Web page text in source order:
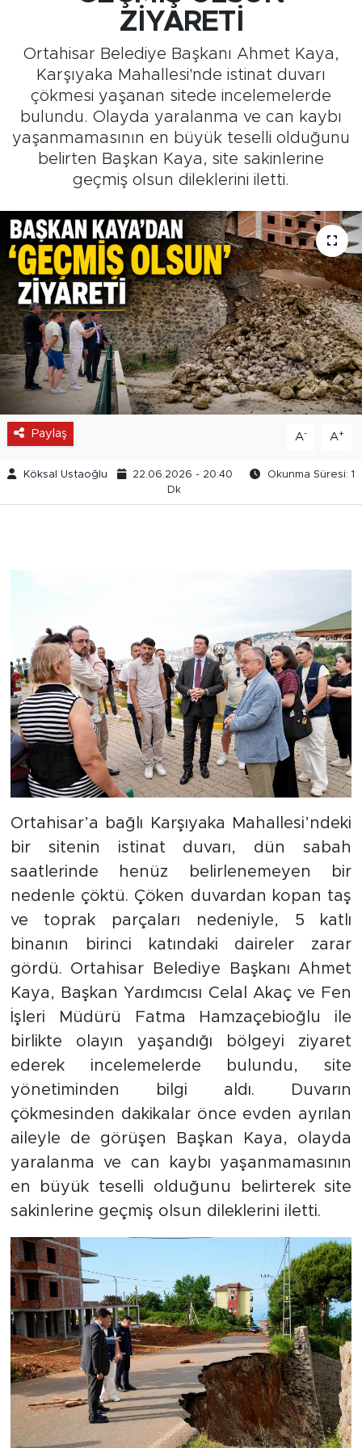
ZİYARETİ
Ortahisar Belediye Başkanı Ahmet Kaya,
Karşıyaka Mahallesi'nde istinat duvarı
çökmesi yaşanan sitede incelemelerde
bulundu. Olayda yaralanma ve can kaybı
yaşanmamasının en büyük teselli olduğunu
belirten Başkan Kaya, site sakinlerine
geçmiş olsun dileklerini iletti.
Paylaş A- A+
Köksal Ustaoğlu 22.06.2026 - 20:40
Okunma Süresi: 1
Dk
Ortahisar’a bağlı Karşıyaka Mahallesi’ndeki
bir sitenin istinat duvarı, dün sabah
saatlerinde henüz belirlenemeyen bir
nedenle çöktü. Çöken duvardan kopan taş
ve toprak parçaları nedeniyle, 5 katlı
binanın birinci katındaki daireler zarar
gördü. Ortahisar Belediye Başkanı Ahmet
Kaya, Başkan Yardımcısı Celal Akaç ve Fen
İşleri Müdürü Fatma Hamzaçebioğlu ile
birlikte olayın yaşandığı bölgeyi ziyaret
ederek incelemelerde bulundu, site
yönetiminden bilgi aldı. Duvarın
çökmesinden dakikalar önce evden ayrılan
aileyle de görüşen Başkan Kaya, olayda
yaralanma ve can kaybı yaşanmamasının
en büyük teselli olduğunu belirterek site
sakinlerine geçmiş olsun dileklerini iletti.
Sağlık
Siyaset
Teknoloji
Foto Galeri
Köşe Yazarları
Manşet
Ulusal Son Dakika Haberleri